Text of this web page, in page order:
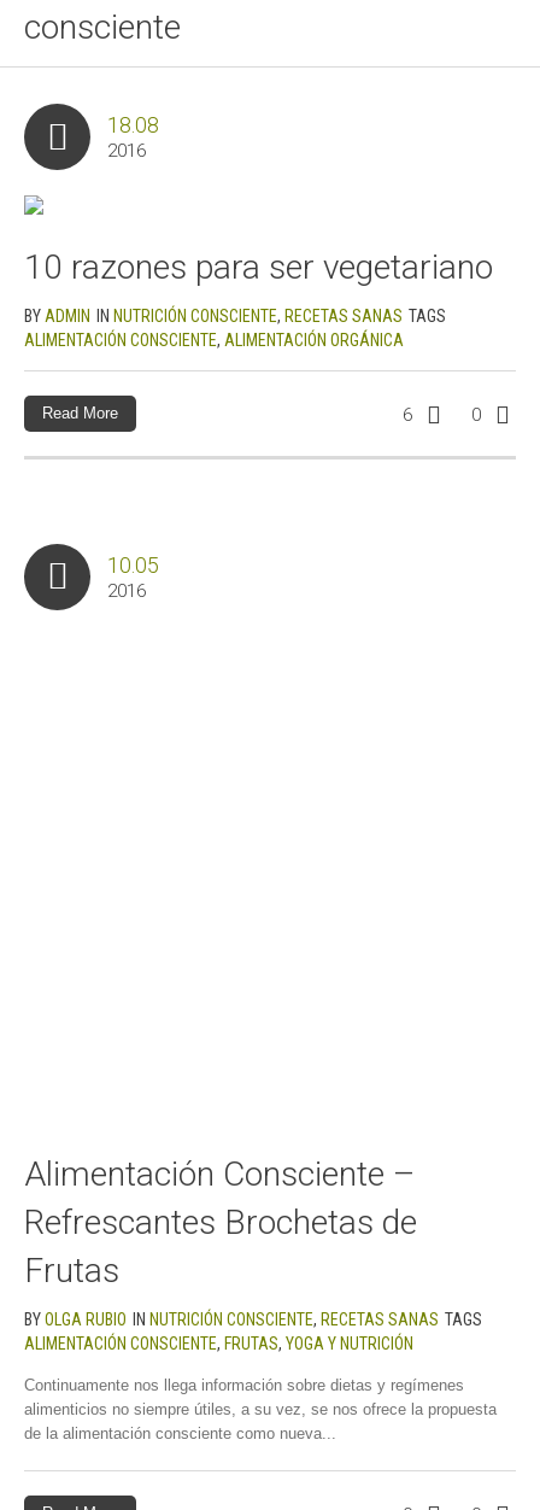
consciente
18.08
2016
10 razones para ser vegetariano
BY ADMIN IN NUTRICIÓN CONSCIENTE, RECETAS SANAS TAGS
ALIMENTACIÓN CONSCIENTE, ALIMENTACIÓN ORGÁNICA
6 0
Read More
10.05
2016
Alimentación Consciente –
Refrescantes Brochetas de
Frutas
BYOLGA RUBIO IN NUTRICIÓN CONSCIENTE, RECETAS SANAS TAGS
ALIMENTACIÓN CONSCIENTE, FRUTAS, YOGA Y NUTRICIÓN
Continuamente nos llega información sobre dietas y regímenes
alimenticios no siempre útiles, a su vez, se nos ofrece la propuesta
de la alimentación consciente como nueva...